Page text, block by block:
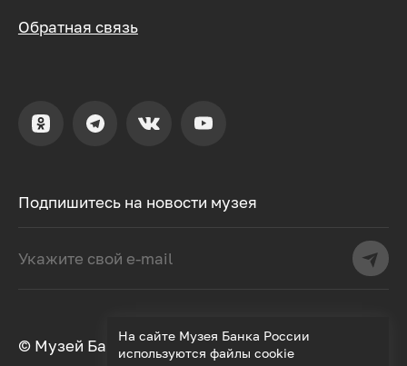
Подпишитесь на новости музея
Обратная связь
© Музей Банка России, 2000–2026
На сайте Музея Банка России
используются файлы cookie